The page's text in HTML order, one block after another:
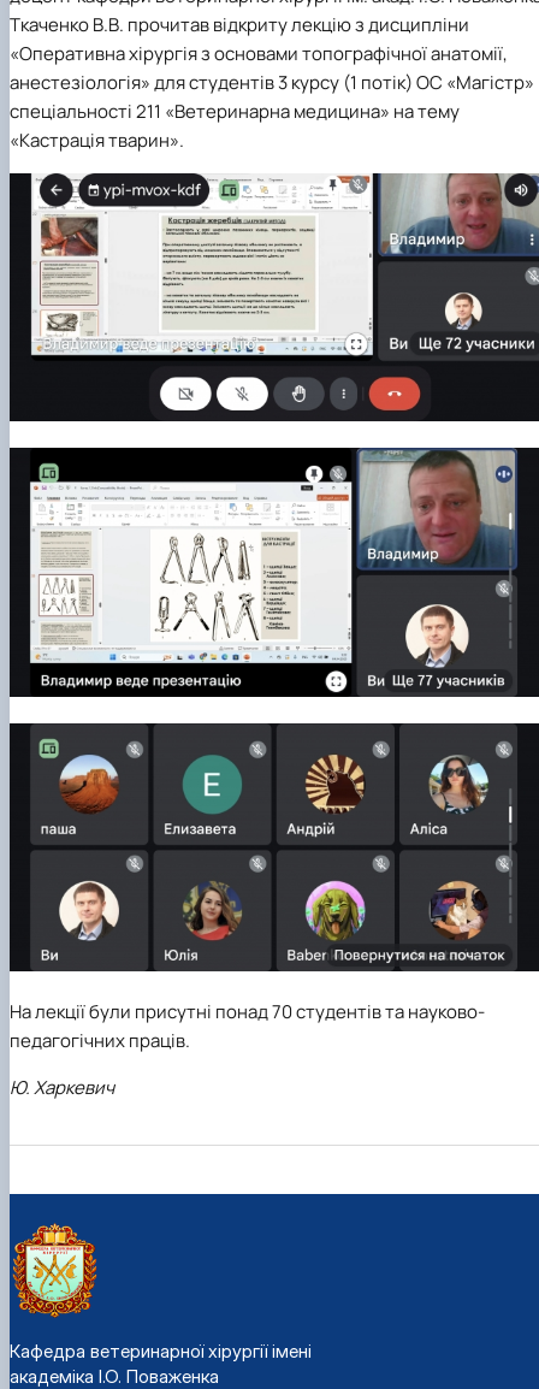
Ткаченко В.В. прочитав відкриту лекцію з дисципліни
«Оперативна хірургія з основами топографічної анатомії,
анестезіологія» для студентів 3 курсу (1 потік) ОС «Магістр»
спеціальності 211 «Ветеринарна медицина» на тему
«Кастрація тварин».
На лекції були присутні понад 70 студентів та науково-
педагогічних праців.
Ю. Харкевич
Кафедра ветеринарної хірургії імені
академіка І.О. Поваженка